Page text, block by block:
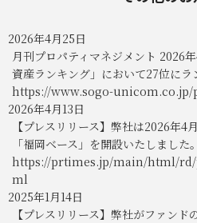
2026年4月25日
月刊プロパティマネジメント 2026
資産ランキング」において27位にラ
https://www.sogo-unicom.co.jp/
2026年4月13日
【プレスリリース】弊社は2026年4
「福岡ベース」を開設いたしました。
https://prtimes.jp/main/html/rd/
ml
2025年1月14日
【プレスリリース】弊社がファン